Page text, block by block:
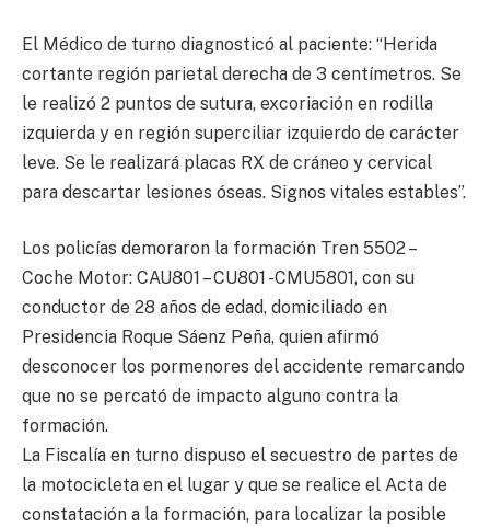
El Médico de turno diagnosticó al paciente: “Herida
cortante región parietal derecha de 3 centímetros. Se
le realizó 2 puntos de sutura, excoriación en rodilla
izquierda y en región superciliar izquierdo de carácter
leve. Se le realizará placas RX de cráneo y cervical
para descartar lesiones óseas. Signos vitales estables”.
Los policías demoraron la formación Tren 5502 –
Coche Motor: CAU801 – CU801 -CMU5801, con su
conductor de 28 años de edad, domiciliado en
Presidencia Roque Sáenz Peña, quien afirmó
desconocer los pormenores del accidente remarcando
que no se percató de impacto alguno contra la
formación.
La Fiscalía en turno dispuso el secuestro de partes de
la motocicleta en el lugar y que se realice el Acta de
constatación a la formación, para localizar la posible